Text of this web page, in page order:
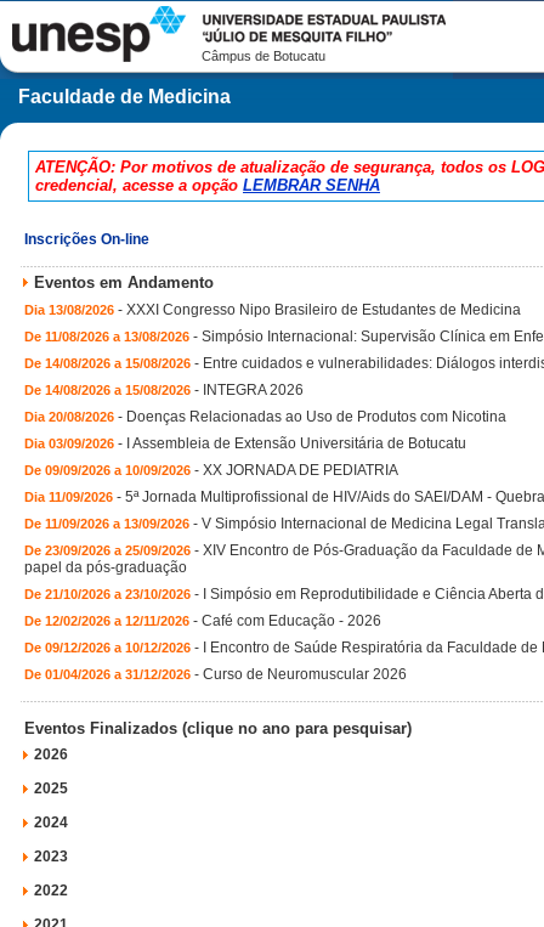
Câmpus de Botucatu
Faculdade de Medicina
ATENÇÃO: Por motivos de atualização de segurança, todos os
credencial, acesse a opção LEMBRAR SENHA
Inscrições On-line
Eventos em Andamento
Dia 13/08/2026 - XXXI Congresso Nipo Brasileiro de Estudantes de Medicina
De 11/08/2026 a 13/08/2026 - Simpósio Internacional: Supervisão Clínica em
De 14/08/2026 a 15/08/2026 - Entre cuidados e vulnerabilidades: Diálogos
De 14/08/2026 a 15/08/2026 - INTEGRA 2026
Dia 20/08/2026 - Doenças Relacionadas ao Uso de Produtos com Nicotina
Dia 03/09/2026 - I Assembleia de Extensão Universitária de Botucatu
De 09/09/2026 a 10/09/2026 - XX JORNADA DE PEDIATRIA
Dia 11/09/2026 - 5ª Jornada Multiprofissional de HIV/Aids do SAEI/DAM -
De 11/09/2026 a 13/09/2026 - V Simpósio Internacional de Medicina Legal
De 23/09/2026 a 25/09/2026 - XIV Encontro de Pós-Graduação da Faculdade de
papel da pós-graduação
De 21/10/2026 a 23/10/2026 - I Simpósio em Reprodutibilidade e Ciência Aberta
De 12/02/2026 a 12/11/2026 - Café com Educação - 2026
De 09/12/2026 a 10/12/2026 - I Encontro de Saúde Respiratória da Faculdade
De 01/04/2026 a 31/12/2026 - Curso de Neuromuscular 2026
Eventos Finalizados (clique no ano para pesquisar)
2026
2025
2024
2023
2022